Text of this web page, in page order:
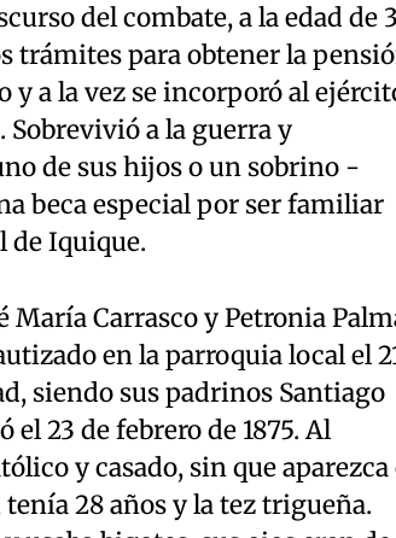
del combate, a la edad de
trámites para obtener la
a la vez se incorporó al
a la guerra y
de sus hijos o un sobrino -
beca especial por ser familiar
de Iquique.
María Carrasco y Petronia
en la parroquia local el
siendo sus padrinos Santiago
23 de febrero de 1875. Al
y casado, sin que aparezca
28 años y la tez trigueña.